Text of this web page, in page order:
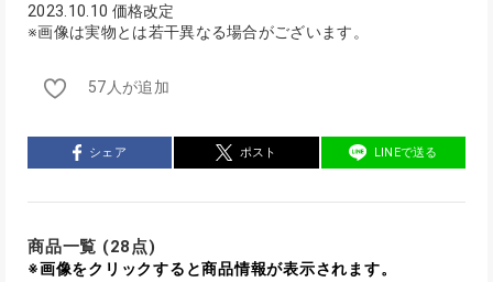
2023.10.10 価格改定
※画像は実物とは若干異なる場合がございます。
57人が追加
シェア ポスト LINEで送る
商品一覧 (28点)
※画像をクリックすると商品情報が表示されます。